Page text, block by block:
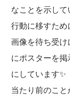
なことを示して
行動に移すた
画像を待ち受
にポスターを掲
にしています✨
当たり前のこ